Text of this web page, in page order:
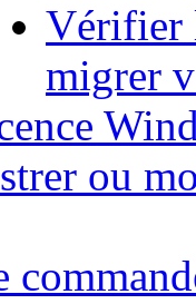
Vérifier
migrer
ou